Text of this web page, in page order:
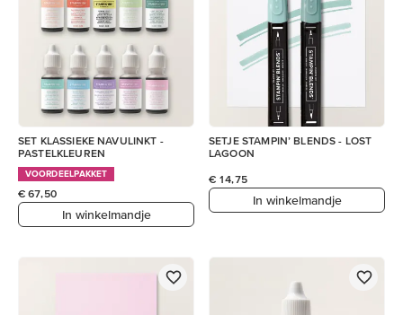
SET KLASSIEKE NAVULINKT -
PASTELKLEUREN
VOORDEELPAKKET
€ 67,50
In winkelmandje
SETJE STAMPIN’ BLENDS - LOST
LAGOON
€ 14,75
In winkelmandje